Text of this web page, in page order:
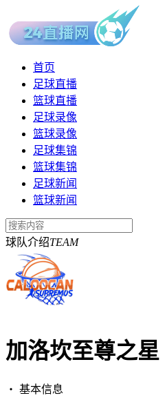
首页
足球直播
篮球直播
足球录像
篮球录像
足球集锦
篮球集锦
足球新闻
篮球新闻
球队介绍TEAM
加洛坎至尊之星
・ 基本信息